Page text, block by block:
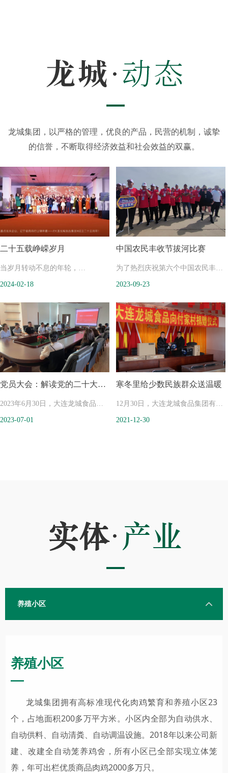
养殖小区
养殖小区
—
龙城集团拥有高标准现代化肉鸡繁育和养殖小区23
个，占地面积200多万平方米。小区内全部为自动供水、
自动供料、自动清粪、自动调温设施。2018年以来公司新
建、改建全自动笼养鸡舍，所有小区已全部实现立体笼
养，年可出栏优质商品肉鸡2000多万只。
龙城集团，以严格的管理，优良的产品，民营的机制，诚挚
的信誉，不断取得经济效益和社会效益的双赢。
二十五载峥嵘岁月
当岁月转动不息的年轮，
当激情点燃生命的火焰，
从1999到2024，
龙城已经走过了整整二十五年。
2024-02-18
中国农民丰收节拔河比赛
为了热烈庆祝第六个中国农民丰收
节，贯彻落实全民健身和乡村振兴
国家战略，加快推动全民健身和乡
村振兴的融合发展，激发提升广大
职工“爱家乡，建家乡”的荣誉感、
幸福感和获得感。由瓦房店市农业
农村局、瓦房店市妇女联合会、瓦
房店市文化和旅游局主办的以“振
兴我添彩，康乐向未来”为主题
2023-09-23
党员大会：解读党的二十大报
告
2023年6月30日，大连龙城食品集
团党总支在集团五楼会议室召开党
合工作实际谈收获、谈认识、谈打
算，热烈讨论党的二十大报告。
2023-07-01
寒冬里给少数民族群众送温暖
12月30日，大连龙城食品集团有限
公司在总经理戚世龙的带领下，冒
为杨家满族乡付家村在完成攻坚脱
贫后工作再上一个台阶奠定了坚实
2021-12-30